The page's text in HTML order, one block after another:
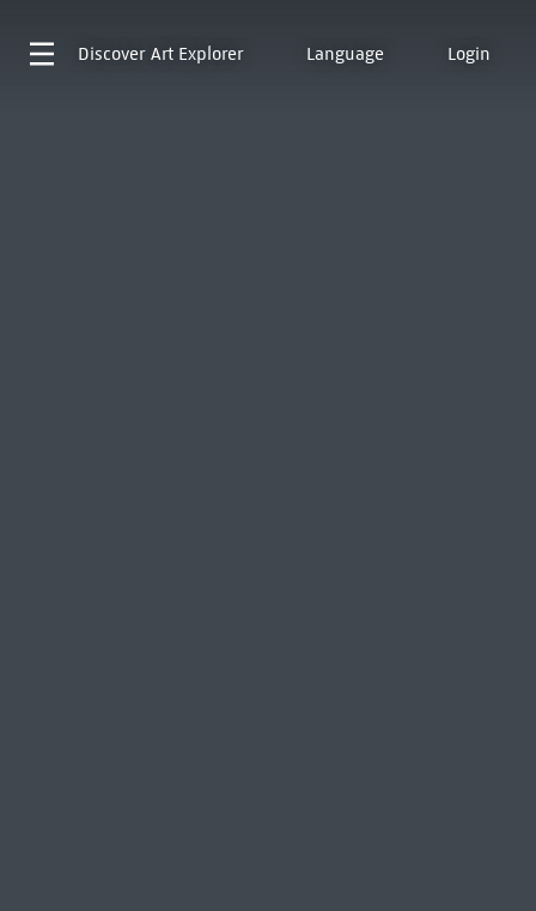
Discover Art Explorer Language Login